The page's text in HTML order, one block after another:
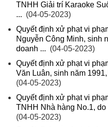
TNHH Giải trí Karaoke
... (04-05-2023)
Quyết định xử phạt vi
Nguyễn Công Minh, sinh
doanh ... (04-05-2023)
Quyết định xử phạt vi
Văn Luân, sinh năm
(04-05-2023)
Quyết định xử phạt vi
TNHH Nhà hàng No.1,
(04-05-2023)